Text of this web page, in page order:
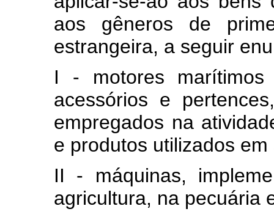
aos gêneros de
estrangeira, a seguir
I - motores
acessórios e
empregados na
e produtos utilizados
II - máquinas,
agricultura, na pecuária